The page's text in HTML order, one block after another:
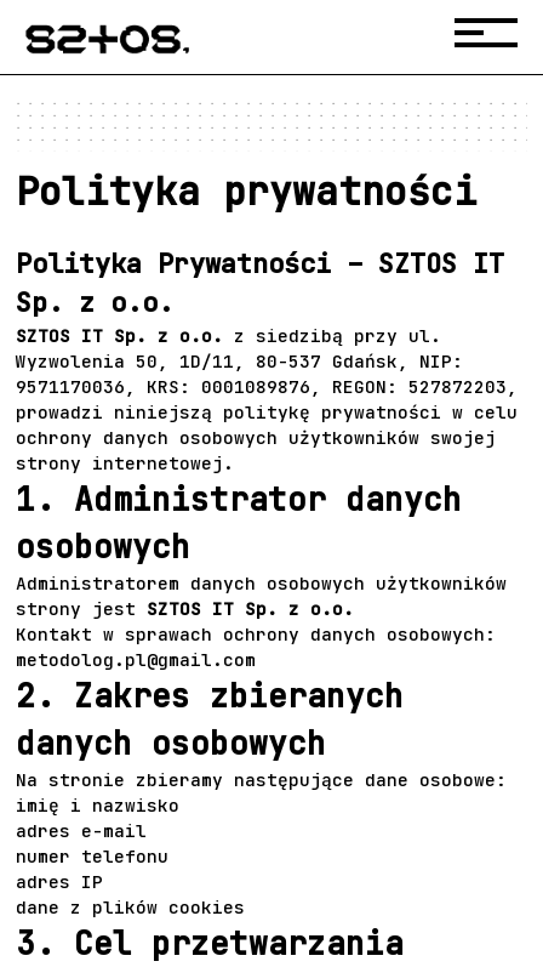
Polityka prywatności
Polityka Prywatności – SZTOS IT
Sp. z o.o.
SZTOS IT Sp. z o.o.
z siedzibą przy ul.
Wyzwolenia 50, 1D/11, 80-537 Gdańsk, NIP:
9571170036, KRS: 0001089876, REGON: 527872203,
prowadzi niniejszą politykę prywatności w celu
ochrony danych osobowych użytkowników swojej
strony internetowej.
1. Administrator danych
osobowych
Administratorem danych osobowych użytkowników
strony jest SZTOS IT Sp. z o.o.
Kontakt w sprawach ochrony danych osobowych:
metodolog.pl@gmail.com
2. Zakres zbieranych
danych osobowych
Na stronie zbieramy następujące dane osobowe:
imię i nazwisko
adres e-mail
numer telefonu
adres IP
dane z plików cookies
3. Cel przetwarzania